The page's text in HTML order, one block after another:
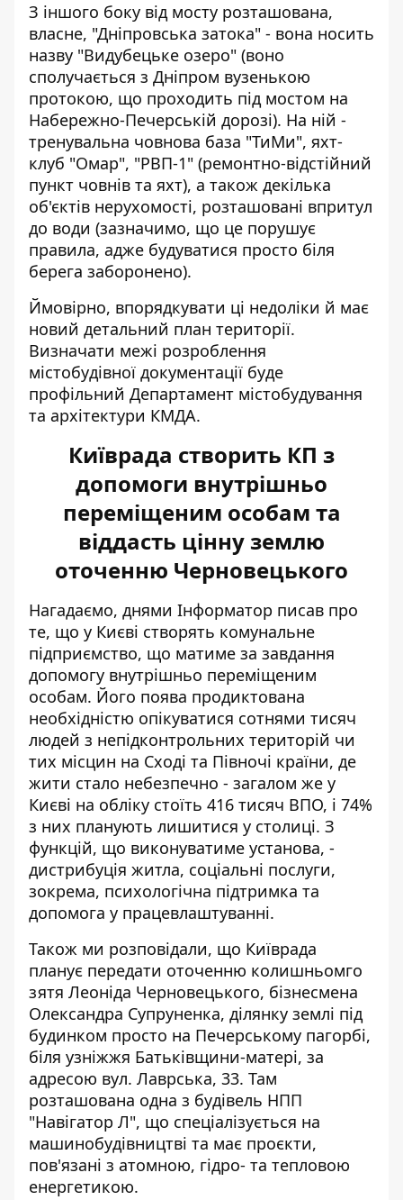
З іншого боку від мосту розташована,
власне, "Дніпровська затока" - вона носить
назву "Видубецьке озеро" (воно
сполучається з Дніпром вузенькою
протокою, що проходить під мостом на
Набережно-Печерській дорозі). На ній -
тренувальна човнова база "ТиМи", яхт-
клуб "Омар", "РВП-1" (ремонтно-відстійний
пункт човнів та яхт), а також декілька
об'єктів нерухомості, розташовані впритул
до води (зазначимо, що це порушує
правила, адже будуватися просто біля
берега заборонено).
Ймовірно, впорядкувати ці недоліки й має
новий детальний план території.
Визначати межі розроблення
містобудівної документації буде
профільний Департамент містобудування
та архітектури КМДА.
Київрада створить КП з
допомоги внутрішньо
переміщеним особам та
віддасть цінну землю
оточенню Черновецького
Нагадаємо, днями Інформатор писав про
те, що у Києві створять комунальне
підприємство, що матиме за завдання
допомогу внутрішньо переміщеним
особам. Його поява продиктована
необхідністю опікуватися сотнями тисяч
людей з непідконтрольних територій чи
тих місцин на Сході та Півночі країни, де
жити стало небезпечно - загалом же у
Києві на обліку стоїть 416 тисяч ВПО, і 74%
з них планують лишитися у столиці. З
функцій, що виконуватиме установа, -
дистрибуція житла, соціальні послуги,
зокрема, психологічна підтримка та
допомога у працевлаштуванні.
Також ми розповідали, що Київрада
планує передати оточенню колишньомго
зятя Леоніда Черновецького, бізнесмена
Олександра Супруненка, ділянку землі під
будинком просто на Печерському пагорбі,
біля узніжжя Батьківщини-матері, за
адресою вул. Лаврська, 33. Там
розташована одна з будівель НПП
"Навігатор Л", що спеціалізується на
машинобудівництві та має проєкти,
пов'язані з атомною, гідро- та тепловою
енергетикою.